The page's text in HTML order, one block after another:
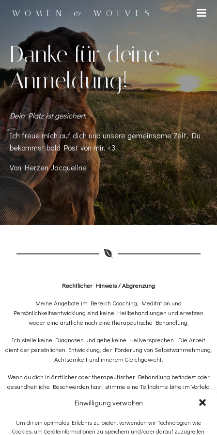
Einwilligung verwalten
Um dir ein optimales Erlebnis zu bieten, verwenden wir Technologien wie
Cookies, um Geräteinformationen zu speichern und/oder darauf zuzugreifen.
Inhalt
WOMEN & WOLVES
Danke für deine
Anmeldung!
Dein Platz ist gesichert.
Ich freue mich auf dich und unsere gemeinsame Zeit. Du
bekommst bald Post von mir. <3
Von Herzen Jacqueline
Rechtlicher Hinweis / Abgrenzung
Meine Angebote im Bereich Coaching, Meditation und
Persönlichkeitsentwicklung sind keine Heilbehandlungen und ersetzen
weder eine ärztliche noch eine therapeutische Behandlung.
Ich stelle keine Diagnosen und gebe keine Heilversprechen. Die Arbeit
dient der persönlichen Entwicklung, der Förderung von Selbstwahrnehmung,
Achtsamkeit und innerem Gleichgewicht.
Wenn du dich in ärztlicher oder therapeutischer Behandlung befindest oder
gesundheitliche Beschwerden hast, stimme eine Teilnahme bitte im Vorfeld